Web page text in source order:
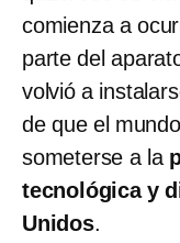
comienza a
parte del
volvió a
de que el
someterse a la
tecnológica y
Unidos.